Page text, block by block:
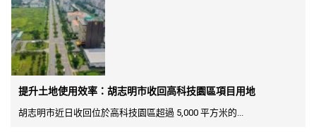
提升土地使用效率：胡志明市收回高科技園區項目用地
胡志明市近日收回位於高科技園區超過 5,000 平方米的...